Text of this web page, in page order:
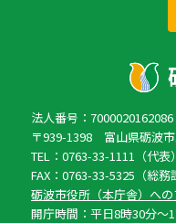
法人番号：7000020162086
〒939-1398 富山県砺波
TEL：0763-33-1111（代表）
FAX：0763-33-5325（総務
砺波市役所（本庁舎）への
開庁時間：平日8時30分〜